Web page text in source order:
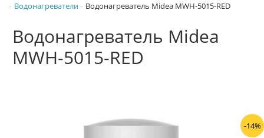
Водонагреватели Водонагреватель Midea MWH-5015-RED
Водонагреватель Midea
MWH-5015-RED
-14%